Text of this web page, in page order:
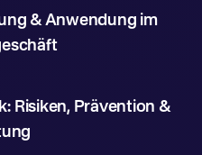
& Anwendung im
Risiken, Prävention &